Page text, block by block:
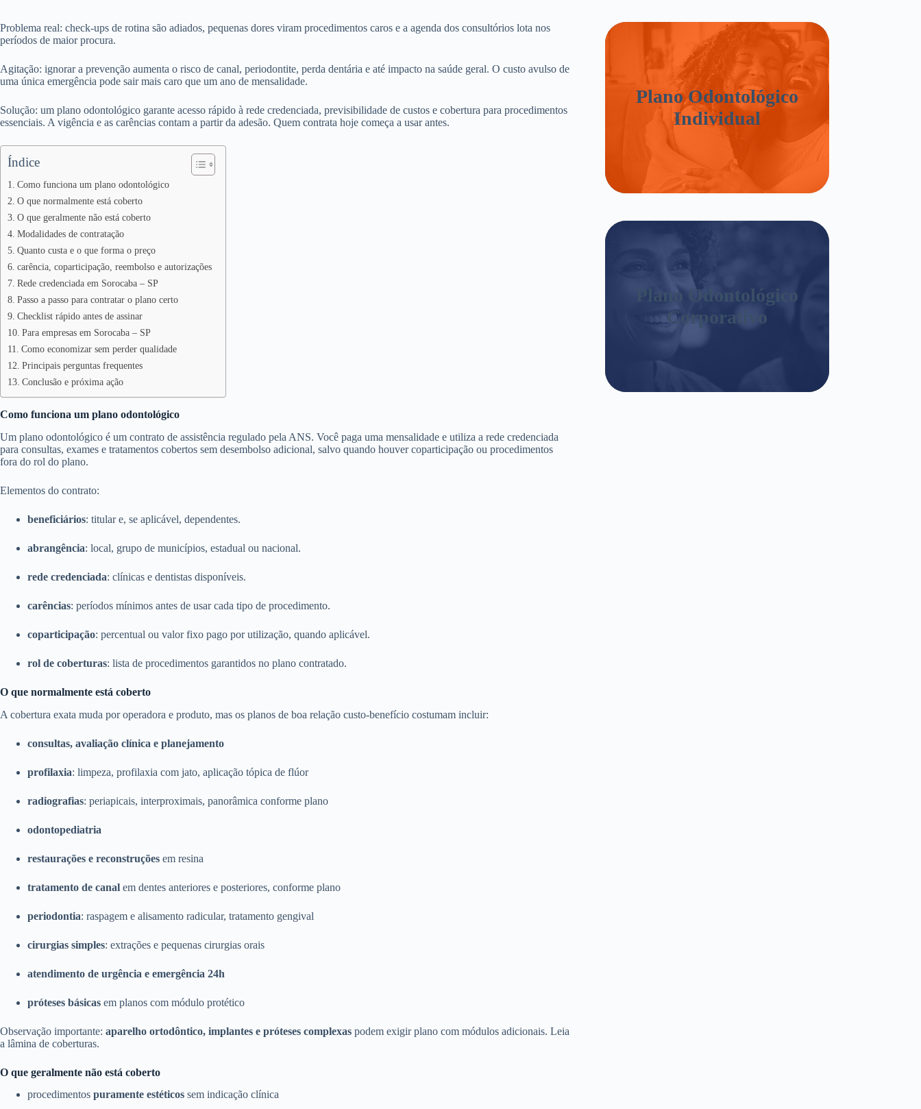
Problema real: check-ups de rotina são adiados, pequenas dores viram procedimentos caros e a agenda dos consultórios lota nos
períodos de maior procura.
Agitação: ignorar a prevenção aumenta o risco de canal, periodontite, perda dentária e até impacto na saúde geral. O custo avulso de
uma única emergência pode sair mais caro que um ano de mensalidade.
Solução: um plano odontológico garante acesso rápido à rede credenciada, previsibilidade de custos e cobertura para procedimentos
essenciais. A vigência e as carências contam a partir da adesão. Quem contrata hoje começa a usar antes.
Índice
Como funciona um plano odontológico
O que normalmente está coberto
O que geralmente não está coberto
Modalidades de contratação
Quanto custa e o que forma o preço
carência, coparticipação, reembolso e autorizações
Rede credenciada em Sorocaba – SP
Passo a passo para contratar o plano certo
Checklist rápido antes de assinar
Para empresas em Sorocaba – SP
Como economizar sem perder qualidade
Principais perguntas frequentes
Conclusão e próxima ação
Como funciona um plano odontológico
Um plano odontológico é um contrato de assistência regulado pela ANS. Você paga uma mensalidade e utiliza a rede credenciada
para consultas, exames e tratamentos cobertos sem desembolso adicional, salvo quando houver coparticipação ou procedimentos
fora do rol do plano.
Elementos do contrato:
beneficiários: titular e, se aplicável, dependentes.
abrangência: local, grupo de municípios, estadual ou nacional.
rede credenciada: clínicas e dentistas disponíveis.
carências: períodos mínimos antes de usar cada tipo de procedimento.
coparticipação: percentual ou valor fixo pago por utilização, quando aplicável.
rol de coberturas: lista de procedimentos garantidos no plano contratado.
O que normalmente está coberto
A cobertura exata muda por operadora e produto, mas os planos de boa relação custo-benefício costumam incluir:
consultas, avaliação clínica e planejamento
profilaxia: limpeza, profilaxia com jato, aplicação tópica de flúor
radiografias: periapicais, interproximais, panorâmica conforme plano
odontopediatria
restaurações e reconstruções em resina
tratamento de canal em dentes anteriores e posteriores, conforme plano
periodontia: raspagem e alisamento radicular, tratamento gengival
cirurgias simples: extrações e pequenas cirurgias orais
atendimento de urgência e emergência 24h
próteses básicas em planos com módulo protético
Observação importante: aparelho ortodôntico, implantes e próteses complexas podem exigir plano com módulos adicionais. Leia
a lâmina de coberturas.
O que geralmente não está coberto
procedimentos puramente estéticos sem indicação clínica
Plano Odontológico
Individual
Plano Odontológico
Corporativo